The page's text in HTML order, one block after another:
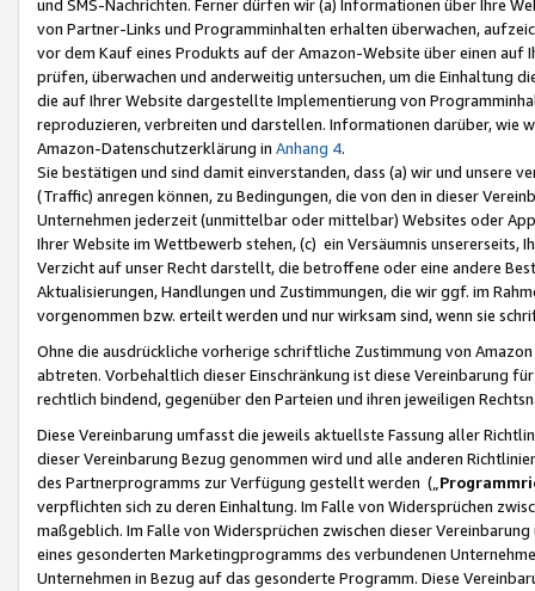
und SMS-Nachrichten. Ferner dürfen wir (a) Informationen über Ihre
von Partner-Links und Programminhalten erhalten überwachen,
vor dem Kauf eines Produkts auf der Amazon-Website über einen
prüfen, überwachen und anderweitig untersuchen, um die Einhaltung
die auf Ihrer Website dargestellte Implementierung von
reproduzieren, verbreiten und darstellen. Informationen darüber, wie
Amazon-Datenschutzerklärung in Anhang 4.
Sie bestätigen und sind damit einverstanden, dass (a) wir und
(Traffic) anregen können, zu Bedingungen, die von den in dieser
Unternehmen jederzeit (unmittelbar oder mittelbar) Websites oder
Ihrer Website im Wettbewerb stehen, (c) ein Versäumnis unsererseits,
Verzicht auf unser Recht darstellt, die betroffene oder eine andere
Aktualisierungen, Handlungen und Zustimmungen, die wir ggf. im
vorgenommen bzw. erteilt werden und nur wirksam sind, wenn sie
Ohne die ausdrückliche vorherige schriftliche Zustimmung von
abtreten. Vorbehaltlich dieser Einschränkung ist diese Vereinbarung
rechtlich bindend, gegenüber den Parteien und ihren jeweiligen
Diese Vereinbarung umfasst die jeweils aktuellste Fassung aller
dieser Vereinbarung Bezug genommen wird und alle anderen
des Partnerprogramms zur Verfügung gestellt werden („
verpflichten sich zu deren Einhaltung. Im Falle von Widersprüchen
maßgeblich. Im Falle von Widersprüchen zwischen dieser
eines gesonderten Marketingprogramms des verbundenen
Unternehmen in Bezug auf das gesonderte Programm. Diese